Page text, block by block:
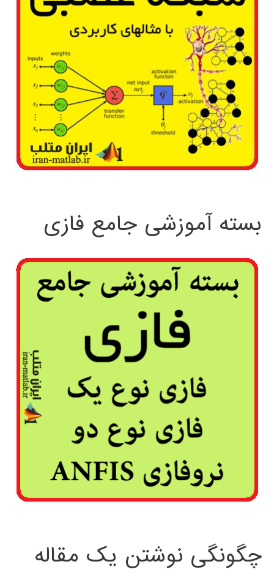
بسته آموزشی جامع فازی
چگونگی نوشتن یک مقاله